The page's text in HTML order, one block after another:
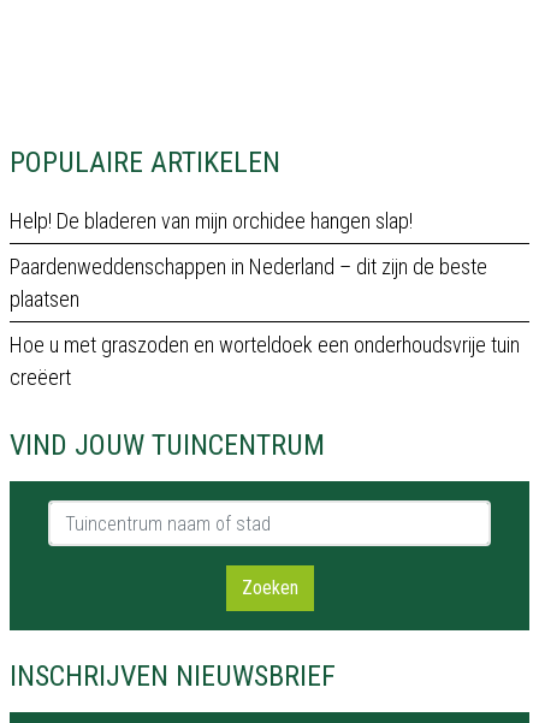
POPULAIRE ARTIKELEN
Help! De bladeren van mijn orchidee hangen slap!
Paardenweddenschappen in Nederland – dit zijn de beste
plaatsen
Hoe u met graszoden en worteldoek een onderhoudsvrije tuin
creëert
VIND JOUW TUINCENTRUM
Tuincentrum naam of stad
Zoeken
INSCHRIJVEN NIEUWSBRIEF